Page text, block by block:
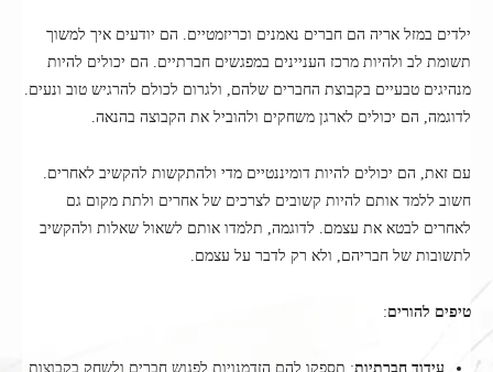
ילדים במזל אריה הם חברים נאמנים וכריזמטיים. הם יודעים איך למשוך
תשומת לב ולהיות מרכז העניינים במפגשים חברתיים. הם יכולים להיות
מנהיגים טבעיים בקבוצת החברים שלהם, ולגרום לכולם להרגיש טוב ונעים.
לדוגמה, הם יכולים לארגן משחקים ולהוביל את הקבוצה בהנאה.
עם זאת, הם יכולים להיות דומיננטיים מדי ולהתקשות להקשיב לאחרים.
חשוב ללמד אותם להיות קשובים לצרכים של אחרים ולתת מקום גם
לאחרים לבטא את עצמם. לדוגמה, תלמדו אותם לשאול שאלות ולהקשיב
לתשובות של חבריהם, ולא רק לדבר על עצמם.
טיפים להורים:
עידוד חברתיות: תספקו להם הזדמנויות לפגוש חברים ולשחק בקבוצות.